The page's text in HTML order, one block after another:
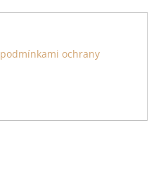
podmínkami ochrany